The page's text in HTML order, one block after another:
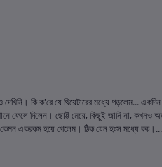
কি ক'রে যে থিয়েটারের মধ্যে পড়লেম...
ফেলে দিলেন। ছোট্ট মেয়ে, কিছুই জানি না,
কেমন একরকম হয়ে গেলেম। ঠিক যেন হংস মধ্যে